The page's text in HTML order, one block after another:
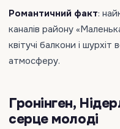
Романтичний факт:
каналів району
квітучі балкони і
атмосферу.
Гронінген,
серце молоді